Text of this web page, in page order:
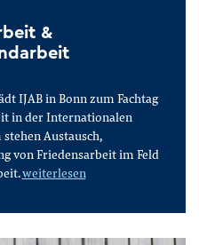
&
IJAB in Bonn zum Fachtag
in der Internationalen
Austausch,
von Friedensarbeit im Feld
weiterlesen